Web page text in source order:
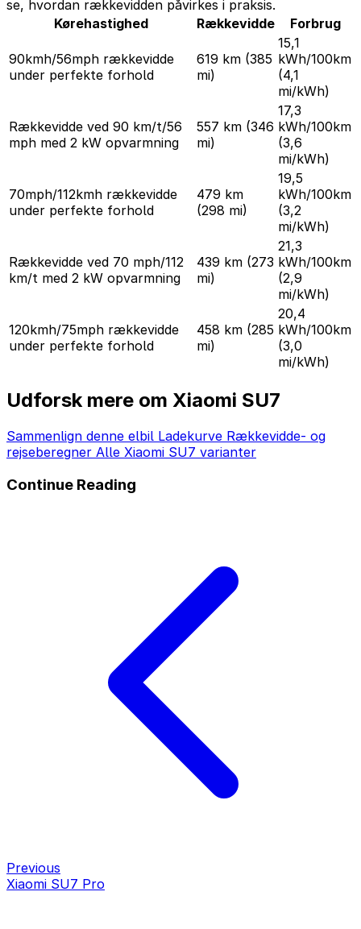
se, hvordan rækkevidden påvirkes i praksis.
Kørehastighed
Rækkevidde Forbrug
90kmh/56mph rækkevidde
under perfekte forhold
619 km (385
mi)
15,1
kWh/100km
(4,1
mi/kWh)
Rækkevidde ved 90 km/t/56
mph med 2 kW opvarmning
557 km (346
mi)
17,3
kWh/100km
(3,6
mi/kWh)
70mph/112kmh rækkevidde
under perfekte forhold
479 km
(298 mi)
19,5
kWh/100km
(3,2
mi/kWh)
Rækkevidde ved 70 mph/112
km/t med 2 kW opvarmning
439 km (273
mi)
21,3
kWh/100km
(2,9
mi/kWh)
120kmh/75mph rækkevidde
under perfekte forhold
458 km (285
mi)
20,4
kWh/100km
(3,0
mi/kWh)
Udforsk mere om Xiaomi SU7
Sammenlign denne elbil Ladekurve Rækkevidde- og
rejseberegner Alle Xiaomi SU7 varianter
Continue Reading
Previous
Xiaomi SU7 Pro